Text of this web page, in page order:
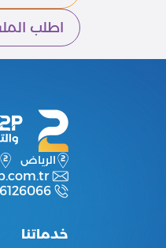
اطلب
الرياض
خدماتنا